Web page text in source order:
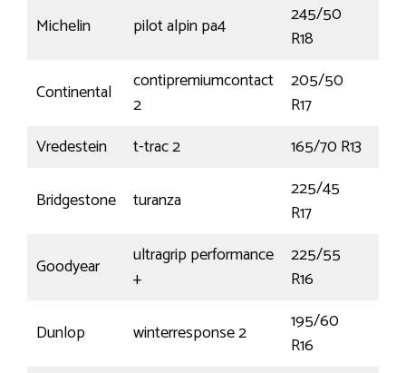
Michelin pilot alpin pa4
245/50
R18
Continental
contipremiumcontact
2
205/50
R17
Vredestein
t-trac 2 165/70 R13
Bridgestone
turanza
225/45
R17
Goodyear
ultragrip performance
+
225/55
R16
Dunlop winterresponse 2
195/60
R16